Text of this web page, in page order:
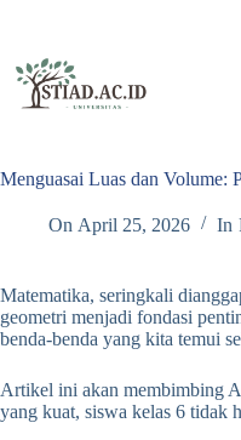
Menguasai Luas dan Volume:
On April 25, 2026 In
Matematika, seringkali
geometri menjadi fondasi
benda-benda yang kita temui
Artikel ini akan membimbing
yang kuat, siswa kelas 6 tidak